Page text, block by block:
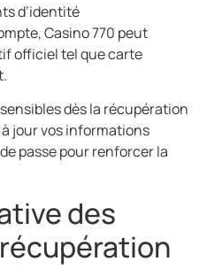
d’identité
Casino 770 peut
officiel tel que carte
dès la récupération
jour vos informations
passe pour renforcer la
des